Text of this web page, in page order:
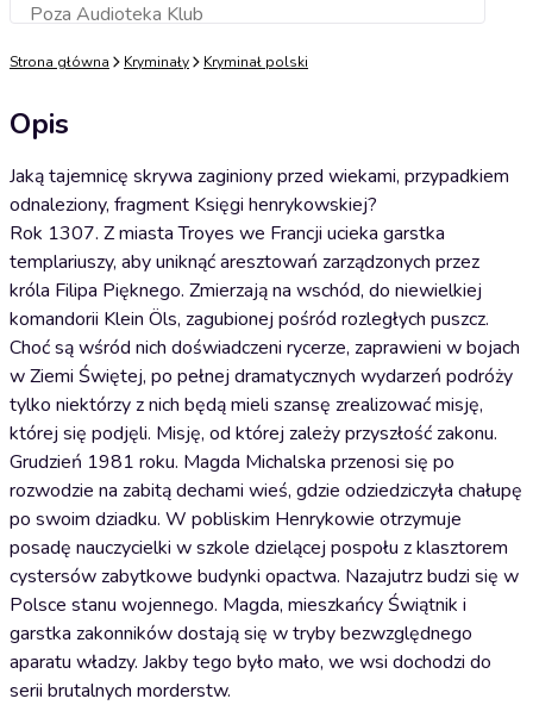
Poza Audioteka KlubDodaj do koszyka
Strona główna Kryminały Kryminał polski
Opis
Jaką tajemnicę skrywa zaginiony przed wiekami, przypadkiem
odnaleziony, fragment Księgi henrykowskiej?
Rok 1307. Z miasta Troyes we Francji ucieka garstka
templariuszy, aby uniknąć aresztowań zarządzonych przez
króla Filipa Pięknego. Zmierzają na wschód, do niewielkiej
komandorii Klein Öls, zagubionej pośród rozległych puszcz.
Choć są wśród nich doświadczeni rycerze, zaprawieni w bojach
w Ziemi Świętej, po pełnej dramatycznych wydarzeń podróży
tylko niektórzy z nich będą mieli szansę zrealizować misję,
której się podjęli. Misję, od której zależy przyszłość zakonu.
Grudzień 1981 roku. Magda Michalska przenosi się po
rozwodzie na zabitą dechami wieś, gdzie odziedziczyła chałupę
po swoim dziadku. W pobliskim Henrykowie otrzymuje
posadę nauczycielki w szkole dzielącej pospołu z klasztorem
cystersów zabytkowe budynki opactwa. Nazajutrz budzi się w
Polsce stanu wojennego. Magda, mieszkańcy Świątnik i
garstka zakonników dostają się w tryby bezwzględnego
aparatu władzy. Jakby tego było mało, we wsi dochodzi do
serii brutalnych morderstw.